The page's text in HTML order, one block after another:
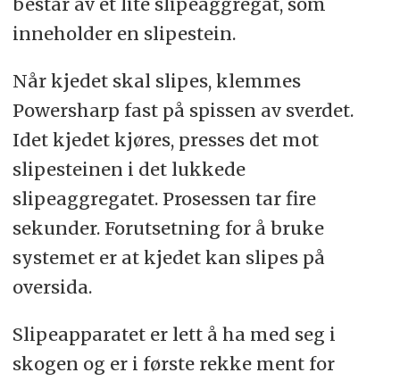
inneholder en slipestein.
Når kjedet skal slipes, klemmes
Powersharp fast på spissen av sverdet.
Idet kjedet kjøres, presses det mot
slipesteinen i det lukkede
slipeaggregatet. Prosessen tar fire
sekunder. Forutsetning for å bruke
systemet er at kjedet kan slipes på
oversida.
Slipeapparatet er lett å ha med seg i
skogen og er i første rekke ment for